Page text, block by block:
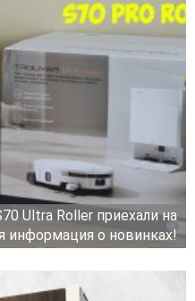
Ultra Roller приехали на
информация о новинках!